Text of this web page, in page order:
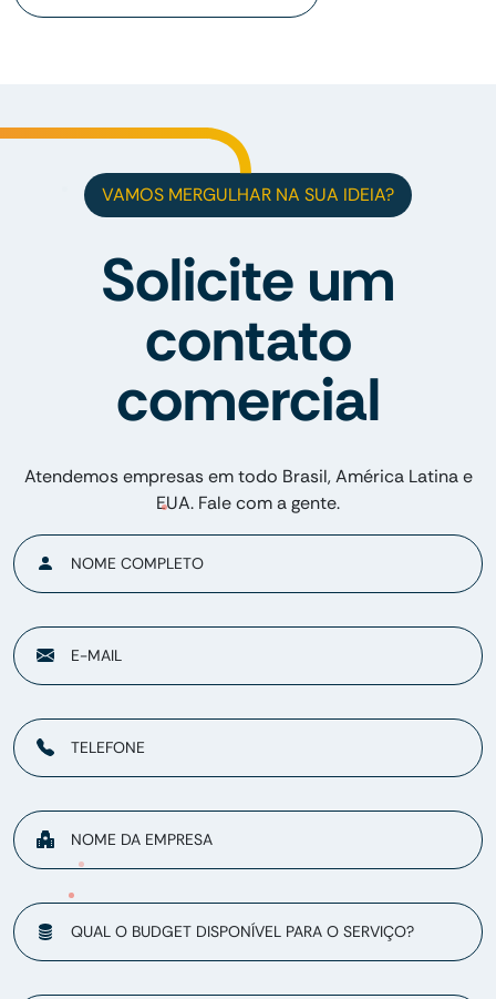
VAMOS MERGULHAR NA SUA IDEIA?
Solicite um
contato
comercial
Atendemos empresas em todo Brasil, América Latina e
EUA. Fale com a gente.
NOME COMPLETO
E-MAIL
TELEFONE
NOME DA EMPRESA
QUAL O BUDGET DISPONÍVEL PARA O SERVIÇO?